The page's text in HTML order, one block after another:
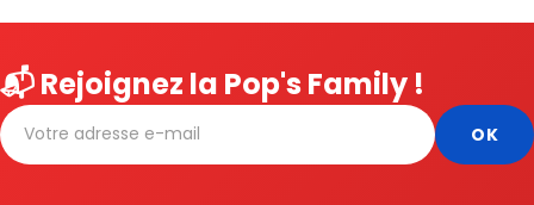
📬 Rejoignez la Pop's Family !